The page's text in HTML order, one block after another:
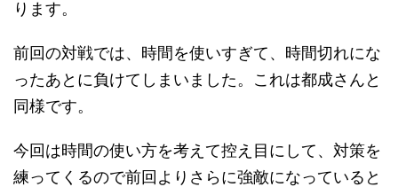
ります。
前回の対戦では、時間を使いすぎて、時間切れにな
ったあとに負けてしまいました。これは都成さんと
同様です。
今回は時間の使い方を考えて控え目にして、対策を
練ってくるので前回よりさらに強敵になっていると